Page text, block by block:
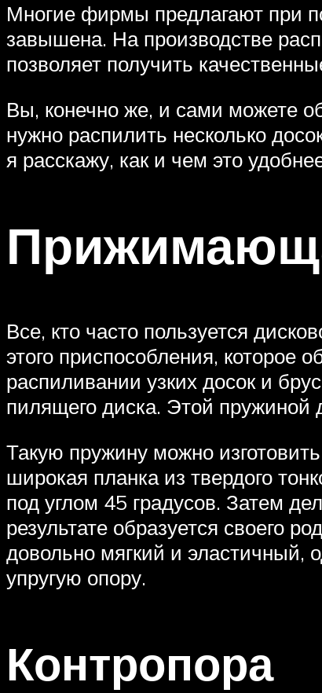
Многие фирмы предлагают при
завышена. На производстве
позволяет получить
Вы, конечно же, и сами можете
нужно распилить несколько
я расскажу, как и чем это
Все, кто часто пользуется
этого приспособления, которое
распиливании узких досок и
пилящего диска. Этой пружиной
Такую пружину можно
широкая планка из твердого
под углом 45 градусов. Затем
результате образуется своего
довольно мягкий и эластичный,
упругую опору.
Контропора